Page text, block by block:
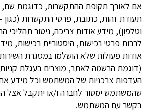
אם לאורך תקופת ההתקשרות, כדוגמת
תעודת זהות, כתובת, פרטי התקשרות (כגון
וטלפון), מידע אודות צריכה, ניטור תהליכי
לרבות פרטי רכישות, היסטוריית רכישות,
אודות פעולות שלא הושלמו במסגרת
(דוגמת הרשמה לאתר, מוצרים בעגלת קניות
העדפות צרכניות של המשתמש וכל מידע
שהמשתמש ימסור לחברה ו/או יתקבל אצל
בקשר עם המשתמש.